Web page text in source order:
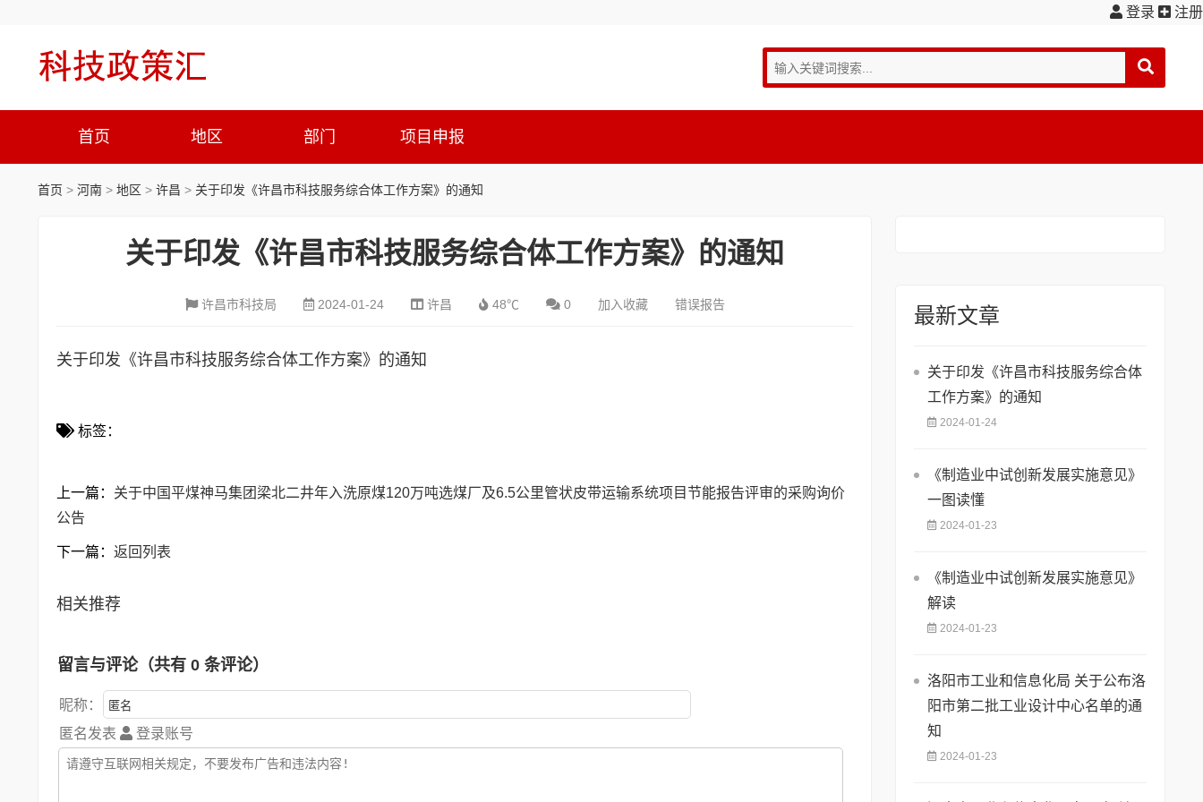
登录 注册
首页 地区 部门 项目申报
首页 > 河南 > 地区 > 许昌 > 关于印发《许昌市科技服务综合体工作方案》的通知
关于印发《许昌市科技服务综合体工作方案》的通知
许昌市科技局 2024-01-24 许昌 48℃ 0 加入收藏 错误报告
关于印发《许昌市科技服务综合体工作方案》的通知
标签：
上一篇： 关于中国平煤神马集团梁北二井年入洗原煤120万吨选煤厂及6.5公里管状皮带运输系统项目节能报告评审的采购询价
公告
下一篇： 返回列表
相关推荐
留言与评论（共有 0 条评论）
昵称：
匿名发表
登录账号
最新文章
关于印发《许昌市科技服务综合体
工作方案》的通知
2024-01-24
《制造业中试创新发展实施意见》
一图读懂
2024-01-23
《制造业中试创新发展实施意见》
解读
2024-01-23
洛阳市工业和信息化局 关于公布洛
阳市第二批工业设计中心名单的通
知
2024-01-23